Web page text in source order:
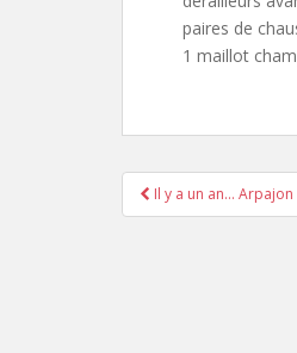
paires de
1 maillot
Il y a un an…